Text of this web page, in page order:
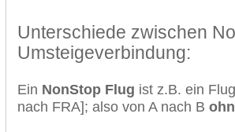
Unterschiede zwischen
Umsteigeverbindung:
Ein NonStop Flug ist z.B. ein
nach FRA]; also von A nach B